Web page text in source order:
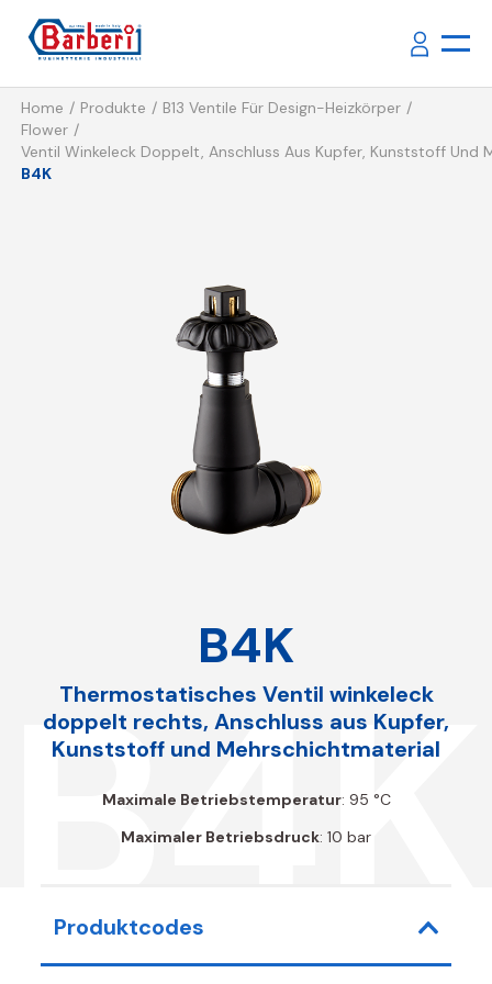
Home Produkte
B13 Ventile Für Design-Heizkörper
Flower
Ventil Winkeleck Doppelt, Anschluss Aus Kupfer, Kunststoff Und
B4K
B4K
B4K
Thermostatisches Ventil winkeleck
doppelt rechts, Anschluss aus Kupfer,
Kunststoff und Mehrschichtmaterial
Maximale Betriebstemperatur: 95 °C
Maximaler Betriebsdruck: 10 bar
Produktcodes